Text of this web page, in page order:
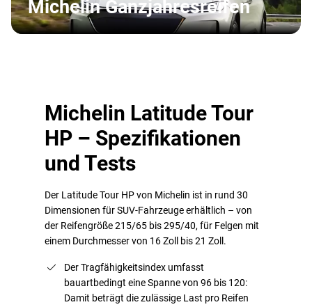
Michelin Ganzjahresreifen
Michelin Latitude Tour
HP – Spezifikationen
und Tests
Der Latitude Tour HP von Michelin ist in rund 30
Dimensionen für SUV-Fahrzeuge erhältlich – von
der Reifengröße 215/65 bis 295/40, für Felgen mit
einem Durchmesser von 16 Zoll bis 21 Zoll.
Der Tragfähigkeitsindex umfasst
bauartbedingt eine Spanne von 96 bis 120:
Damit beträgt die zulässige Last pro Reifen